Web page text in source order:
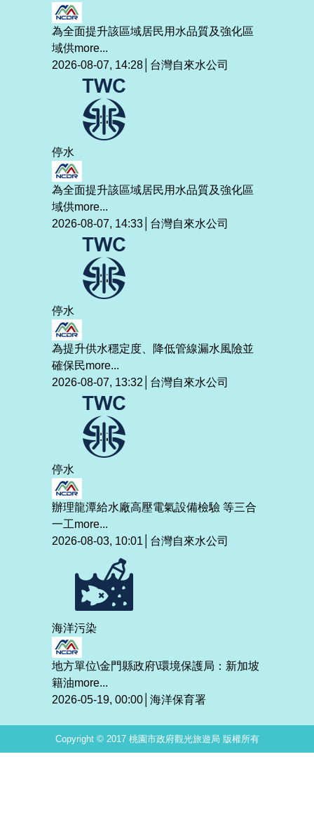
為全面提升該區域居民用水品質及強化區
域供more...
2026-08-07, 14:28│台灣自來水公司
停水
為全面提升該區域居民用水品質及強化區
域供more...
2026-08-07, 14:33│台灣自來水公司
停水
為提升供水穩定度、降低管線漏水風險並
確保民more...
2026-08-07, 13:32│台灣自來水公司
停水
辦理龍潭給水廠高壓電氣設備檢驗 等三合
一工more...
2026-08-03, 10:01│台灣自來水公司
海洋污染
地方單位\金門縣政府\環境保護局：新加坡
籍油more...
2026-05-19, 00:00│海洋保育署
Copyright © 2017 桃園市政府觀光旅遊局 版權所有